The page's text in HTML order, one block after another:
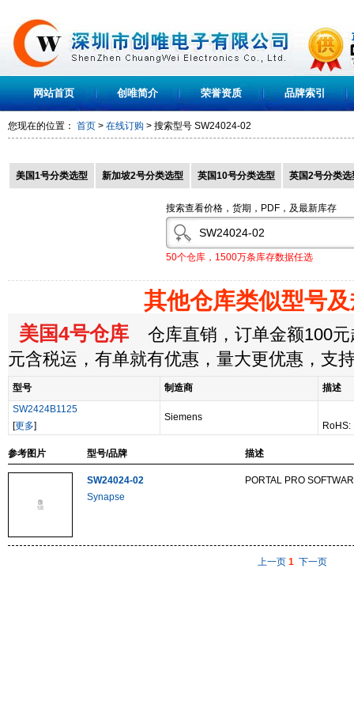
网站首页 创唯简介 荣誉资质 品牌索引
您现在的位置： 首页 > 在线订购 > 搜索型号 SW24024-02
美国1号分类选型 新加坡2号分类选型 英国10号分类选型 英国2号分类选
搜索查看价格，货期，PDF，及最新库存
50个仓库，1500万条库存数据任选
其他仓库类似型号
美国4号仓库 仓库直销，订单金额100元
元含税运，有单就有优惠，量大更优惠，支
型号 制造商
描述
SW2424B1125
[更多]
Siemens
参考图片 型号/品牌 描述
SW24024-02
Synapse
PORTAL PRO
上一页 1 下一页